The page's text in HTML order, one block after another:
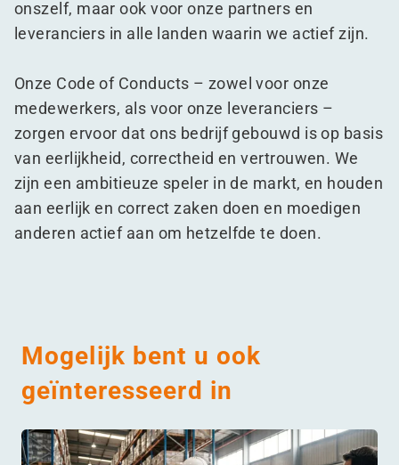
onszelf, maar ook voor onze partners en
leveranciers in alle landen waarin we actief zijn.
Onze Code of Conducts – zowel voor onze
medewerkers, als voor onze leveranciers –
zorgen ervoor dat ons bedrijf gebouwd is op basis
van eerlijkheid, correctheid en vertrouwen. We
zijn een ambitieuze speler in de markt, en houden
aan eerlijk en correct zaken doen en moedigen
anderen actief aan om hetzelfde te doen.
Mogelijk bent u ook
geïnteresseerd in